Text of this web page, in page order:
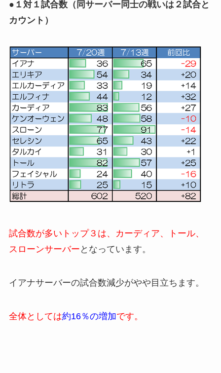
●１対１試合数（同サーバー同士の戦いは２試合と
カウント）
試合数が多いトップ３は、カーディア、トール、
スローンサーバー となっています。
イアナサーバーの試合数減少がやや目立ちます。
全体としては約16％の増加です。